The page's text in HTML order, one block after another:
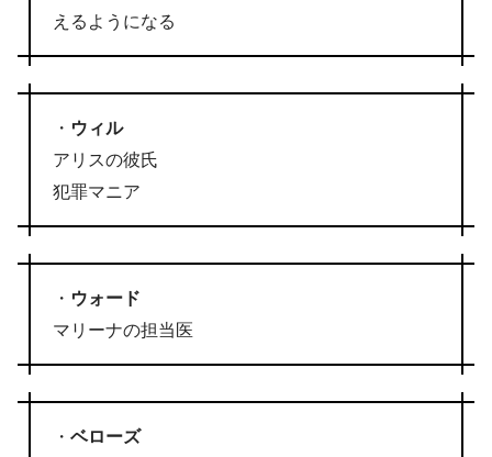
えるようになる
・ ウィル
アリスの彼氏
犯罪マニア
・ ウォード
マリーナの担当医
・ ベローズ